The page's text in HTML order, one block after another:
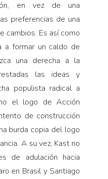
en vez de una
preferencias de una
cambios. Es así como
a formar un caldo de
una derecha a la
las ideas y
populista radical a
el logo de Acción
de construcción
burda copia del logo
A su vez, Kast no
de adulación hacia
en Brasil y Santiago